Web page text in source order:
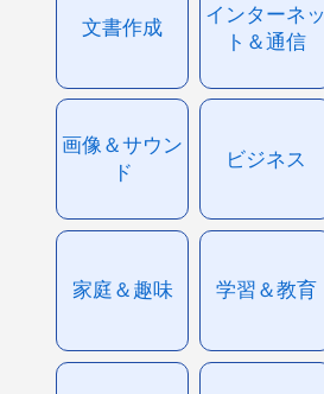
文書作成
インターネッ
ト＆通信
画像＆サウン
ド
ビジネス
家庭＆趣味 学習＆教育